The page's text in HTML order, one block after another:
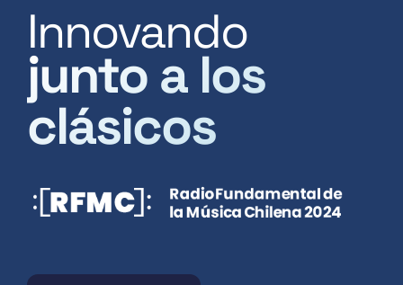
Innovando
junto a los
clásicos